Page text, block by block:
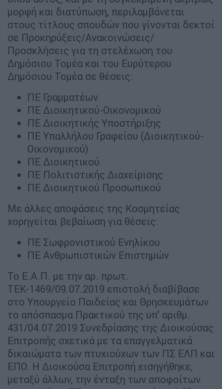
μορφή και διατύπωση, περιλαμβάνεται
στους τίτλους σπουδών που γίνονται δεκτοί
σε Προκηρύξεις/Ανακοινώσεις/
Προσκλήσεις για τη στελέχωση του
Δημόσιου Τομέα και του Ευρύτερου
Δημόσιου Τομέα σε θέσεις:
ΠΕ Γραμματέων
ΠΕ Διοικητικού-Οικονομικού
ΠΕ Διοικητικής Υποστήριξης
ΠΕ Υπαλλήλου Γραφείου (Διοικητικού-
Οικονομικού)
ΠΕ Διοικητικού
ΠΕ Πολιτιστικής Διαχείρισης
ΠΕ Διοικητικού Προσωπικού
Με άλλες αποφάσεις της Κοσμητείας
χορηγείται βεβαίωση για θέσεις:
ΠΕ Σωφρονιστικού Ενηλίκου
ΠΕ Ανθρωπιστικών Επιστημών
Το Ε.Α.Π. με την αρ. πρωτ.
ΤΕΚ-1469/09.07.2019 επιστολή διαβίβασε
στο Υπουργείο Παιδείας και Θρησκευμάτων
το απόσπασμα Πρακτικού της υπ’ αριθμ.
431/04.07.2019 Συνεδρίασης της Διοικούσας
Επιτροπής σχετικά με τα επαγγελματικά
δικαιώματα των πτυχιούχων των ΠΣ ΕΛΠ και
ΕΠΟ. Η Διοικούσα Επιτροπή εισηγήθηκε,
μεταξύ άλλων, την ένταξη των αποφοίτων